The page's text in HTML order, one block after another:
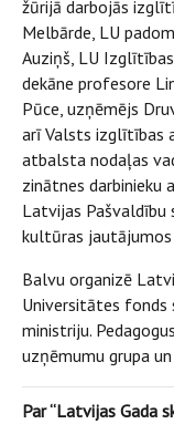
žūrijā darbojās
Melbārde, LU
Auziņš, LU
dekāne profesore
Pūce, uzņēmējs
arī Valsts izglītības
atbalsta nodaļas
zinātnes darbinieku
Latvijas Pašvaldību
kultūras jautājumos
Balvu organizē
Universitātes fonds
ministriju.
uzņēmumu grupa un
Par “Latvijas Gada